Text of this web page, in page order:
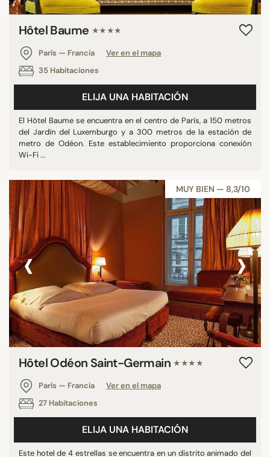
Hôtel Baume ★★★★
París — Francia
Ver en el mapa
35 Habitaciones
ELIJA UNA HABITACIÓN
El Hôtel Baume se encuentra en el centro de París, a 150 metros
del Jardín del Luxemburgo y a 300 metros de la estación de
metro de Odéon. Este establecimiento proporciona conexión
Wi-Fi ...
MUY BIEN — 8,3/10
‹ ›
Hôtel Odéon Saint-Germain ★★★★
París — Francia
Ver en el mapa
27 Habitaciones
ELIJA UNA HABITACIÓN
Este hotel de 4 estrellas se encuentra en un distrito animado del